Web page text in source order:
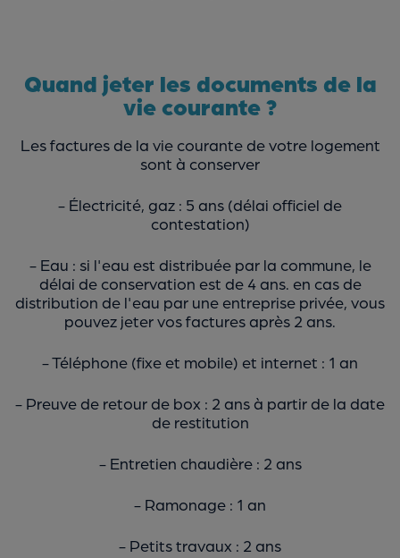
Quand jeter les documents de la
vie courante ?
Les factures de la vie courante de votre logement
sont à conserver
- Électricité, gaz : 5 ans (délai officiel de
contestation)
- Eau : si l'eau est distribuée par la commune, le
délai de conservation est de 4 ans. en cas de
distribution de l'eau par une entreprise privée, vous
pouvez jeter vos factures après 2 ans.
- Téléphone (fixe et mobile) et internet : 1 an
- Preuve de retour de box : 2 ans à partir de la date
de restitution
- Entretien chaudière : 2 ans
- Ramonage : 1 an
- Petits travaux : 2 ans